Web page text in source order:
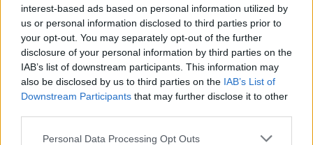
interest-based ads based on personal information utilized by
us or personal information disclosed to third parties prior to
your opt-out. You may separately opt-out of the further
disclosure of your personal information by third parties on the
IAB’s list of downstream participants. This information may
also be disclosed by us to third parties on the IAB’s List of
Downstream Participants that may further disclose it to other
Personal Data Processing Opt Outs
reklama